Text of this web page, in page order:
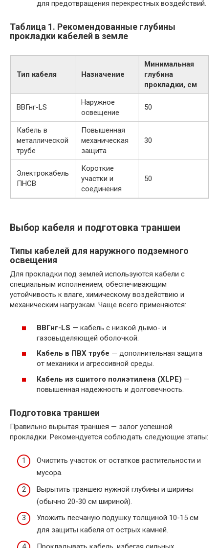
для предотвращения перекрестных воздействий.
Таблица 1. Рекомендованные глубины
прокладки кабелей в земле
Тип кабеля Назначение
Минимальная
глубина
прокладки, см
ВВГнг-LS
Наружное
освещение
50
Кабель в
металлической
трубе
Повышенная
механическая
защита
30
Электрокабель
ПНСВ
Короткие
участки и
соединения
50
Выбор кабеля и подготовка траншеи
Типы кабелей для наружного подземного
освещения
Для прокладки под землей используются кабели с
специальным исполнением, обеспечивающим
устойчивость к влаге, химическому воздействию и
механическим нагрузкам. Чаще всего применяются:
ВВГнг-LS — кабель с низкой дымо- и
газовыделяющей оболочкой.
Кабель в ПВХ трубе — дополнительная защита
от механики и агрессивной среды.
Кабель из сшитого полиэтилена (XLPE) —
повышенная надежность и долговечность.
Подготовка траншеи
Правильно вырытая траншея — залог успешной
прокладки. Рекомендуется соблюдать следующие этапы:
Очистить участок от остатков растительности и
мусора.
Вырытить траншею нужной глубины и ширины
(обычно 20-30 см шириной).
Уложить песчаную подушку толщиной 10-15 см
для защиты кабеля от острых камней.